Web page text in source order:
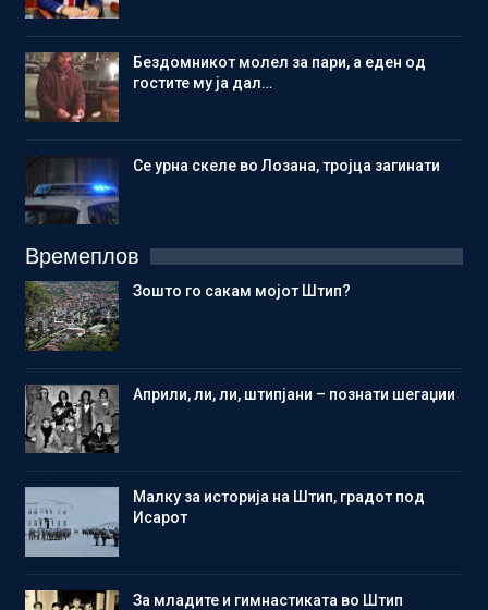
Бездомникот молел за пари, а еден од
гостите му ја дал…
Се урна скеле во Лозана, тројца загинати
Времеплов
Зошто го сакам мојот Штип?
Aприли, ли, ли, штипјани – познати шегаџии
Малку за историја на Штип, градот под
Исарот
Зa младите и гимнастиката во Штип